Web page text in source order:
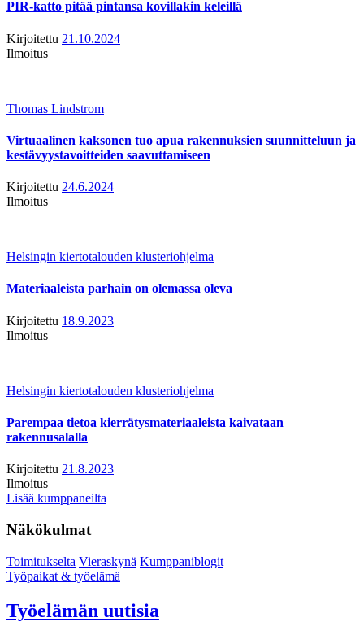
PIR-katto pitää pintansa kovillakin keleillä
Kirjoitettu 21.10.2024
Ilmoitus
Thomas Lindstrom
Virtuaalinen kaksonen tuo apua rakennuksien suunnitteluun ja
kestävyystavoitteiden saavuttamiseen
Kirjoitettu 24.6.2024
Ilmoitus
Helsingin kiertotalouden klusteriohjelma
Materiaaleista parhain on olemassa oleva
Kirjoitettu 18.9.2023
Ilmoitus
Helsingin kiertotalouden klusteriohjelma
Parempaa tietoa kierrätysmateriaaleista kaivataan
rakennusalalla
Kirjoitettu 21.8.2023
Ilmoitus
Lisää kumppaneilta
Näkökulmat
Toimitukselta Vieraskynä Kumppaniblogit
Työpaikat & työelämä
Työelämän uutisia